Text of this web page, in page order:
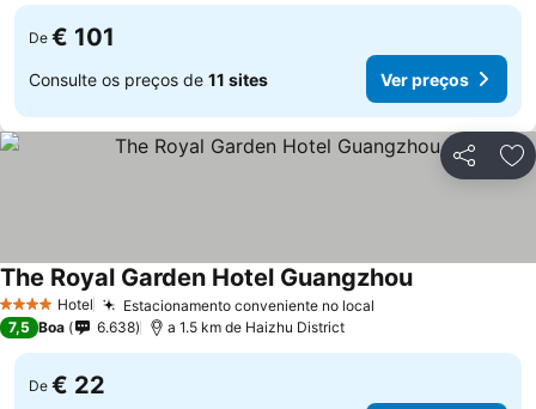
De € 101
Consulte os preços de 11 sites Ver preços
Partilhar
4 EstrelasHotel Estacionamento conveniente no local
The Royal Garden Hotel Guangzhou
7,5 Boa 6.638 a 1.5 km de Haizhu District
De € 22